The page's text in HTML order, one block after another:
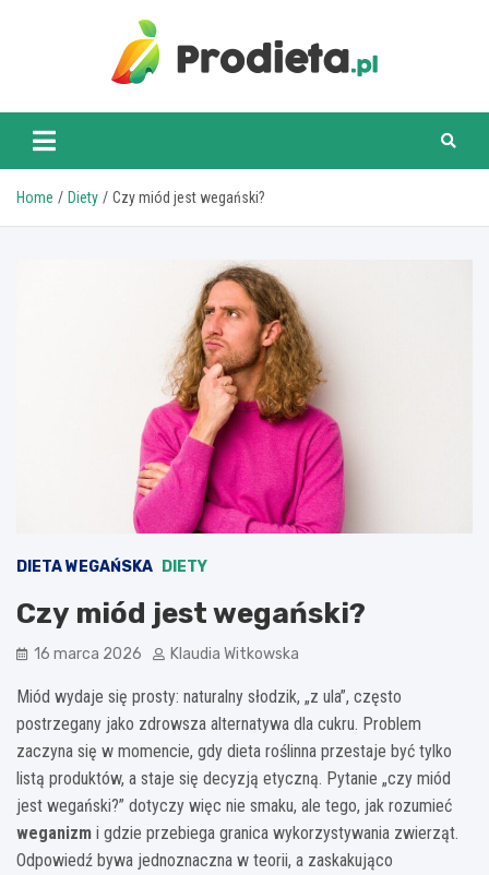
prodieta.pl
Home Diety Czy miód jest wegański?
DIETA WEGAŃSKA DIETY
Czy miód jest wegański?
16 marca 2026 Klaudia Witkowska
Miód wydaje się prosty: naturalny słodzik, „z ula”, często
postrzegany jako zdrowsza alternatywa dla cukru. Problem
zaczyna się w momencie, gdy dieta roślinna przestaje być tylko
listą produktów, a staje się decyzją etyczną. Pytanie „czy miód
jest wegański?” dotyczy więc nie smaku, ale tego, jak rozumieć
weganizm i gdzie przebiega granica wykorzystywania zwierząt.
Odpowiedź bywa jednoznaczna w teorii, a zaskakująco